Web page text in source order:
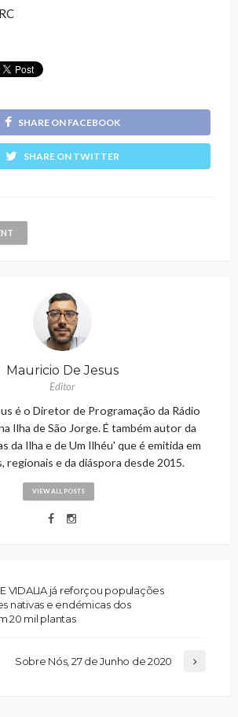
SHARE ON FACEBOOK
SHARE ON TWITTER
Mauricio De Jesus
Editor
é o Diretor de Programação da Rádio
Ilha de São Jorge. É também autor da
da Ilha e de Um Ilhéu' que é emitida em
regionais e da diáspora desde 2015.
VIEW ALL POSTS
VIDALIA já reforçou populações
nativas e endémicas dos
20 mil plantas
Sobre Nós, 27 de Junho de 2020